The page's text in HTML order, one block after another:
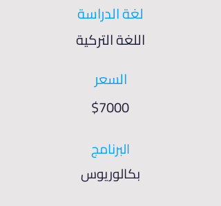
لغة الدراسة
اللغة التركية
السعر
$7000
البرنامج
بكالوريوس